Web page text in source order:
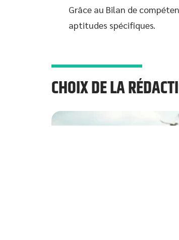
Grâce au Bilan de
aptitudes spécifiques.
CHOIX DE LA